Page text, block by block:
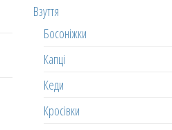
Взуття
Босоніжки
Капці
Кеди
Кросівки